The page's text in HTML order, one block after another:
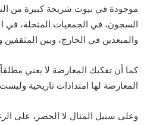
موجودة في بيوت شريحة كبيرة من
السجون، في الجمعيات المنحلة،
والمبعدين في الخارج، وبين المثقفين
كما أن تفكيك المعارضة لا يعني
المعارضة لها امتدادات تاريخية
وعلى سبيل المثال لا الحصر، على